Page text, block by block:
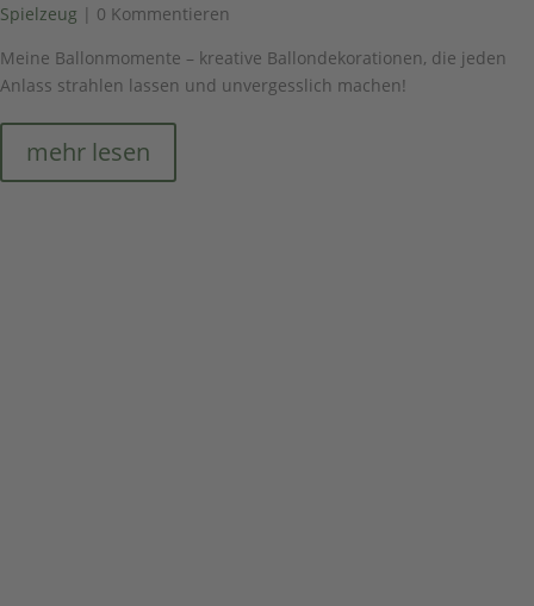
Spielzeug | 0 Kommentieren
Meine Ballonmomente – kreative Ballondekorationen, die jeden
Anlass strahlen lassen und unvergesslich machen!
mehr lesen